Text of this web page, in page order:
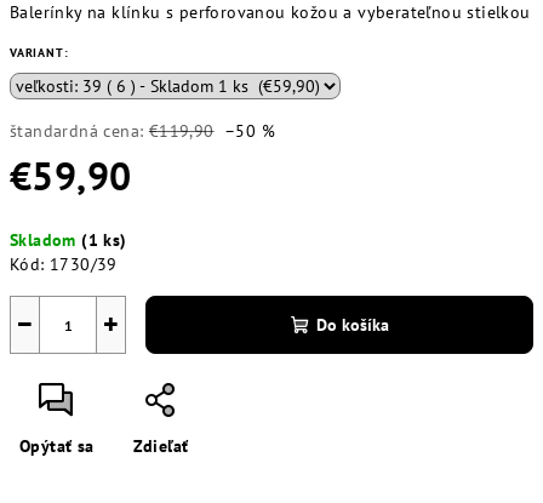
Balerínky na klínku s perforovanou kožou a vyberateľnou stielkou
VARIANT:
štandardná cena: €119,90 –50 %
€59,90
cena:
Skladom(1 ks)
Kód: 1730/39
+
− Do košíka
Opýtať sa Zdieľať